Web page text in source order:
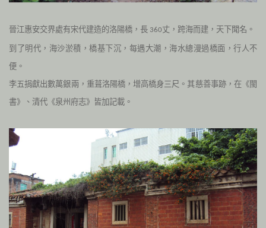
晉江惠安交界處有宋代建造的洛陽橋，長 360丈，跨海而建，天下聞名。
到了明代，海沙淤積，橋基下沉，每遇大潮，海水總漫過橋面，行人不
便。
李五捐獻出數萬銀兩，重葺洛陽橋，增高橋身三尺。其慈善事跡，在《閩
書》、清代《泉州府志》皆加記載。